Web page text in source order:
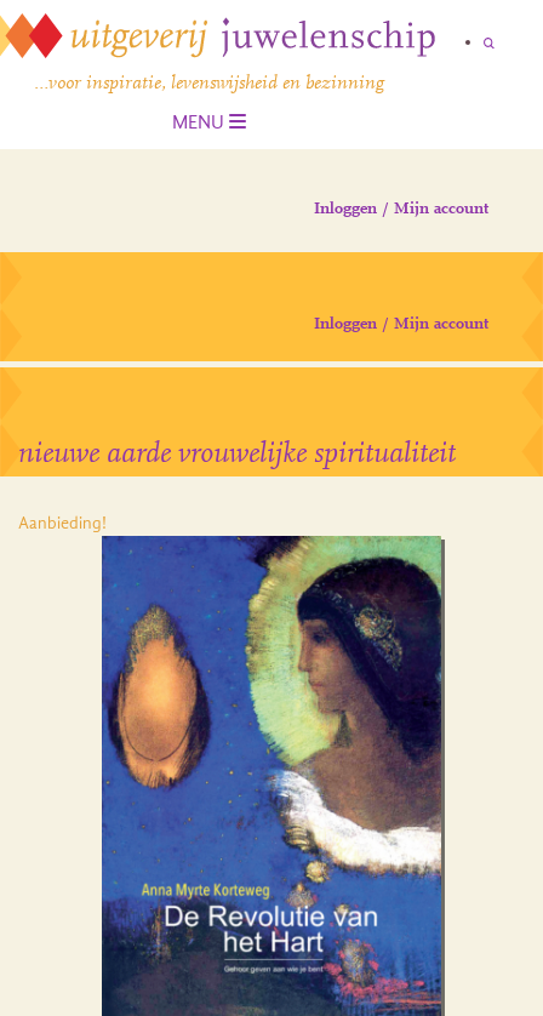
…voor inspiratie, levenswijsheid en bezinning
MENU
Inloggen / Mijn account
Inloggen / Mijn account
nieuwe aarde vrouwelijke spiritualiteit
Aanbieding!